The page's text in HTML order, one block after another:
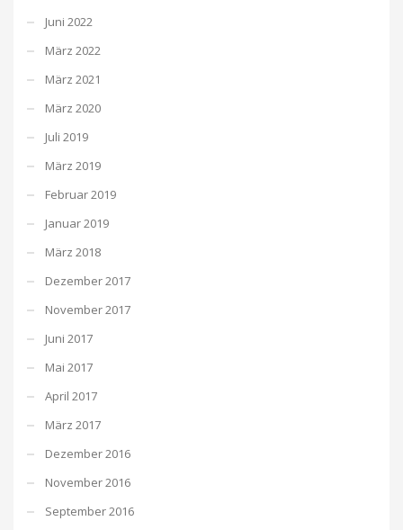
Juni 2022
März 2022
März 2021
März 2020
Juli 2019
März 2019
Februar 2019
Januar 2019
März 2018
Dezember 2017
November 2017
Juni 2017
Mai 2017
April 2017
März 2017
Dezember 2016
November 2016
September 2016